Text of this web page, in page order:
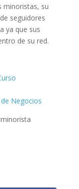
minoristas, su
seguidores
ya que sus
de su red.
Negocios